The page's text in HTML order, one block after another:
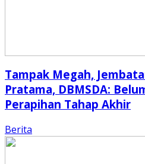
Tampak Megah,
Pratama, DBMSDA:
Perapihan Tahap Akhir
Berita